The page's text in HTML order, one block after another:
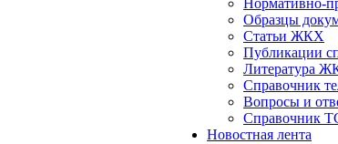
Нормативно-
Образцы
Статьи ЖКХ
Публикации
Литература
Справочник
Вопросы и
Справочник
Новостная лента